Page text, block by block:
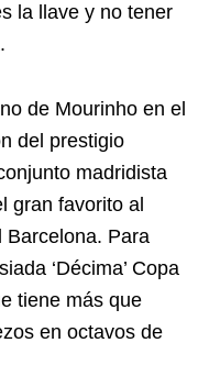
la llave y no tener
de Mourinho en el
del prestigio
madridista
gran favorito al
Barcelona. Para
‘Décima’ Copa
tiene más que
en octavos de